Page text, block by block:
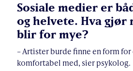
Sosiale medier er
og helvete. Hva gjør
blir for mye?
– Artister burde finne en form
komfortabel med, sier psykolog.